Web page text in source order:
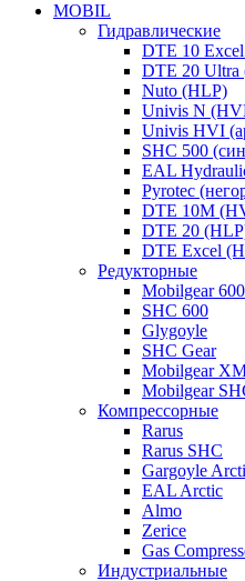
MOBIL
Гидравлические
DTE 10
DTE 20 Ultra
Nuto (HLP)
Univis N
Univis HVI
SHC 500
EAL
Pyrotec
DTE 10M
DTE 20
DTE Excel
Редукторные
Mobilgear
SHC 600
Glygoyle
SHC Gear
Mobilgear
Mobilgear
Компрессорные
Rarus
Rarus SHC
Gargoyle
EAL Arctic
Almo
Zerice
Gas
Индустриальные